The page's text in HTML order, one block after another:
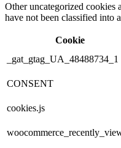
Other uncategorized cookies
have not been classified into
Cookie
_gat_gtag_UA_48488734_1
CONSENT
cookies.js